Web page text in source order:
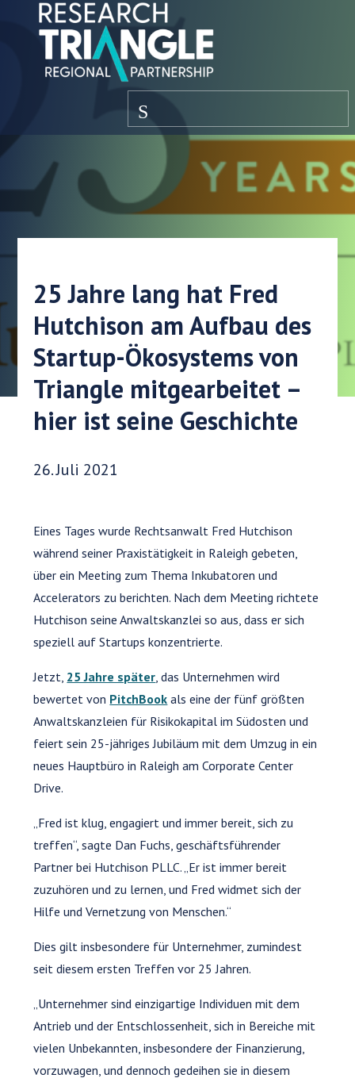
Zum Inhalt springen
Speisekarte
25 Jahre lang hat Fred
Hutchison am Aufbau des
Startup-Ökosystems von
Triangle mitgearbeitet –
hier ist seine Geschichte
Veröffentlichungsdatum:
26. Juli 2021
Eines Tages wurde Rechtsanwalt Fred Hutchison
während seiner Praxistätigkeit in Raleigh gebeten,
über ein Meeting zum Thema Inkubatoren und
Accelerators zu berichten. Nach dem Meeting richtete
Hutchison seine Anwaltskanzlei so aus, dass er sich
speziell auf Startups konzentrierte.
Jetzt, 25 Jahre später , das Unternehmen wird
bewertet von PitchBook als eine der fünf größten
Anwaltskanzleien für Risikokapital im Südosten und
feiert sein 25-jähriges Jubiläum mit dem Umzug in ein
neues Hauptbüro in Raleigh am Corporate Center
Drive.
„Fred ist klug, engagiert und immer bereit, sich zu
treffen“, sagte Dan Fuchs, geschäftsführender
Partner bei Hutchison PLLC. „Er ist immer bereit
zuzuhören und zu lernen, und Fred widmet sich der
Hilfe und Vernetzung von Menschen.“
Dies gilt insbesondere für Unternehmer, zumindest
seit diesem ersten Treffen vor 25 Jahren.
„Unternehmer sind einzigartige Individuen mit dem
Antrieb und der Entschlossenheit, sich in Bereiche mit
vielen Unbekannten, insbesondere der Finanzierung,
vorzuwagen, und dennoch gedeihen sie in diesem